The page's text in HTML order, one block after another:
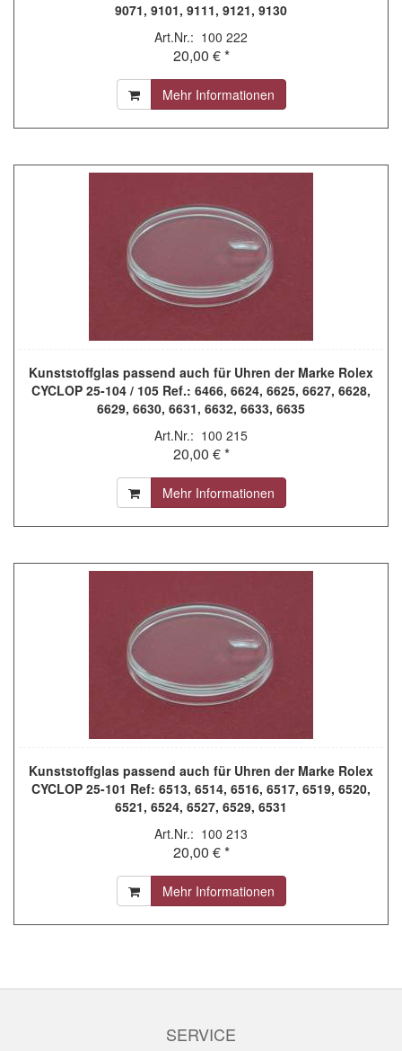
9071, 9101, 9111, 9121, 9130
Art.Nr.: 100 222
20,00 € *
Mehr Informationen
Kunststoffglas passend auch für Uhren der Marke Rolex
CYCLOP 25-104 / 105 Ref.: 6466, 6624, 6625, 6627, 6628,
6629, 6630, 6631, 6632, 6633, 6635
Art.Nr.: 100 215
20,00 € *
Mehr Informationen
Kunststoffglas passend auch für Uhren der Marke Rolex
CYCLOP 25-101 Ref: 6513, 6514, 6516, 6517, 6519, 6520,
6521, 6524, 6527, 6529, 6531
Art.Nr.: 100 213
20,00 € *
Mehr Informationen
SERVICE